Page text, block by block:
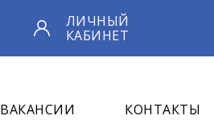
ЛИЧНЫЙ
КАБИНЕТ
ВАКАНСИИ КОНТАКТЫ